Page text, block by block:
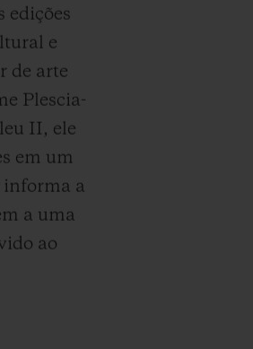
edições
e
de arte
Plescia-
II, ele
em um
informa a
a uma
ao